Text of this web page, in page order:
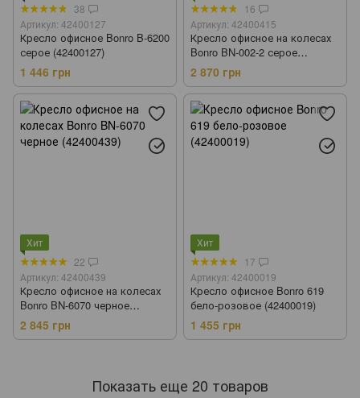
38
Артикул: 42400127
Кресло офисное Bonro B-6200
серое (42400127)
1 446 грн
16
Артикул: 42400415
Кресло офисное на колесах
Bonro BN-002-2 серое
(42400415)
2 870 грн
Хит
22
Артикул: 42400439
Кресло офисное на колесах
Bonro BN-6070 черное
(42400439)
2 845 грн
Хит
17
Артикул: 42400019
Кресло офисное Bonro 619
бело-розовое (42400019)
1 455 грн
Показать еще 20 товаров